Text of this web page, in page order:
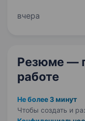
територіальної
вчера
Резюме —
работе
Не более 3 минут
Чтобы создать и